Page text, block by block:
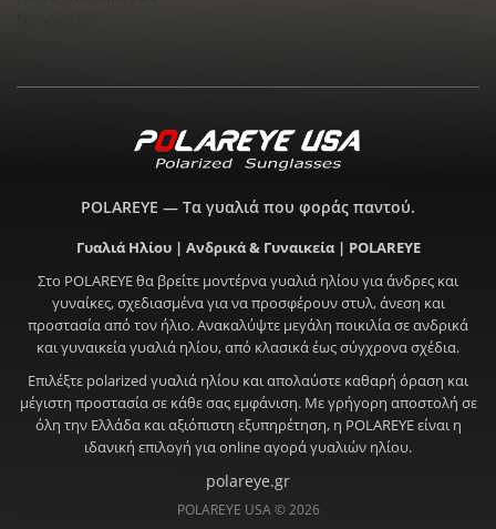
POLAREYE — Τα γυαλιά που φοράς παντού.
Γυαλιά Ηλίου | Ανδρικά & Γυναικεία | POLAREYE
Στο POLAREYE θα βρείτε μοντέρνα γυαλιά ηλίου για άνδρες και
γυναίκες, σχεδιασμένα για να προσφέρουν στυλ, άνεση και
προστασία από τον ήλιο. Ανακαλύψτε μεγάλη ποικιλία σε ανδρικά
και γυναικεία γυαλιά ηλίου, από κλασικά έως σύγχρονα σχέδια.
Επιλέξτε polarized γυαλιά ηλίου και απολαύστε καθαρή όραση και
μέγιστη προστασία σε κάθε σας εμφάνιση. Με γρήγορη αποστολή σε
όλη την Ελλάδα και αξιόπιστη εξυπηρέτηση, η POLAREYE είναι η
ιδανική επιλογή για online αγορά γυαλιών ηλίου.
polareye.gr
POLAREYE USA © 2026